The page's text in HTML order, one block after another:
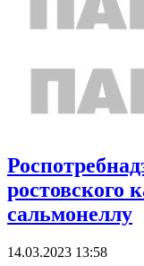
ростовского
сальмонеллу
14.03.2023 13:58